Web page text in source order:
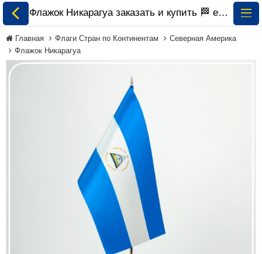
Флаги Мира по
Флаги на Заказ
Флаги Международных
Флажок Никарагуа заказать и купить 🏁 ePrapor.com.ua
Главная Флаги Стран по Континентам
Северная Америка
Флажок Никарагуа